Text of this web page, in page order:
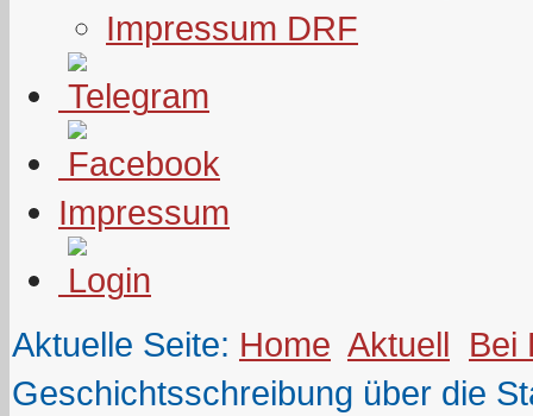
Impressum DRF
Impressum
Aktuelle Seite: Home Aktuell Bei
Geschichtsschreibung über die